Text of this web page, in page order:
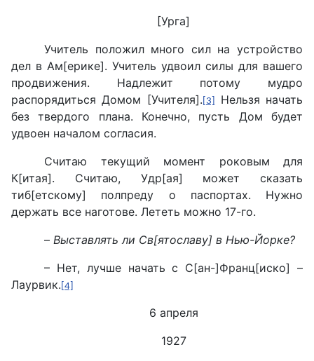
[Урга]
Учитель положил много сил на устройство
дел в Ам[ерике]. Учитель удвоил силы для вашего
продвижения. Надлежит потому мудро
распорядиться Домом [Учителя]. [3]
Нельзя начать
без твердого плана. Конечно, пусть Дом будет
удвоен началом согласия.
Считаю текущий момент роковым для
К[итая]. Считаю, Удр[ая] может сказать
тиб[етскому] полпреду о паспортах. Нужно
держать все наготове. Лететь можно 17-го.
–Выставлять ли Св[ятославу] в Нью-Йорке?
– Нет, лучше начать c С[ан-]Франц[иско] –
Лаурвик. [4]
6 апреля
1927